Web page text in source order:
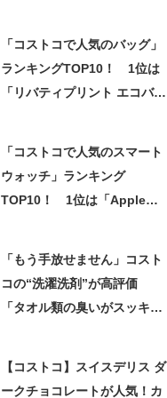
「コストコで人気のバッグ」
ランキングTOP10！ 1位は
「リバティプリント エコバッ
「コストコで人気のスマート
ウォッチ」ランキング
TOP10！ 1位は「Apple
「もう手放せません」コスト
コの“洗濯洗剤”が高評価
「タオル類の臭いがスッキリ
【コストコ】スイスデリス ダ
ークチョコレートが人気！カ